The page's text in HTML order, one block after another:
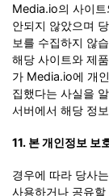
Media.io의 사이트
안되지 않았으며
보를 수집하지 않
해당 사이트와 제
가 Media.io에 개
집했다는 사실을
서버에서 해당 정
11. 본 개인정보 보
경우에 따라 당사
사용하거나 공유